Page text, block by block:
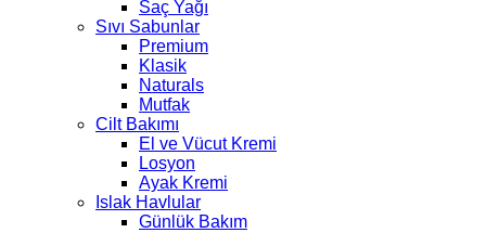
Saç Yağı
Sıvı Sabunlar
Premium
Klasik
Naturals
Mutfak
Cilt Bakımı
El ve Vücut Kremi
Losyon
Ayak Kremi
Islak Havlular
Günlük Bakım